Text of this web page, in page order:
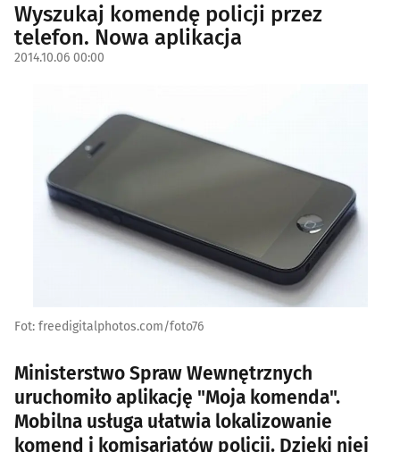
Wyszukaj komendę policji przez
telefon. Nowa aplikacja
2014.10.06 00:00
Fot: freedigitalphotos.com/foto76
Ministerstwo Spraw Wewnętrznych
uruchomiło aplikację "Moja komenda".
Mobilna usługa ułatwia lokalizowanie
komend i komisariatów policji. Dzięki niej